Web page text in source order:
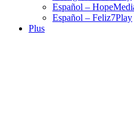
Español –
Español – Feliz7Play
Plus